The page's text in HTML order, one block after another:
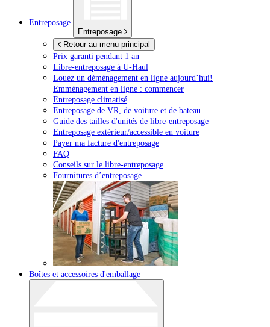
Entreposage
Entreposage
Retour au menu principal
Prix garanti pendant 1 an
Libre-entreposage à U-Haul
Louez un déménagement en ligne aujourd’hui!
Emménagement en ligne : commencer
Entreposage climatisé
Entreposage de VR, de voiture et de bateau
Guide des tailles d'unités de libre-entreposage
Entreposage extérieur/accessible en voiture
Payer ma facture d'entreposage
FAQ
Conseils sur le libre-entreposage
Fournitures d’entreposage
Boîtes et accessoires d'emballage